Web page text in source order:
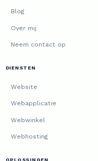
Blog
Over mij
Neem contact op
DIENSTEN
Website
Webapplicatie
Webwinkel
Webhosting